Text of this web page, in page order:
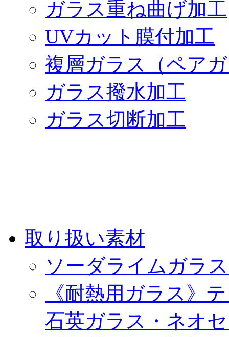
ガラス重ね曲げ加工
UVカット膜付加工
複層ガラス（ペア
ガラス撥水加工
ガラス切断加工
取り扱い素材
ソーダライムガラ
《耐熱用ガラス》
石英ガラス・ネオ